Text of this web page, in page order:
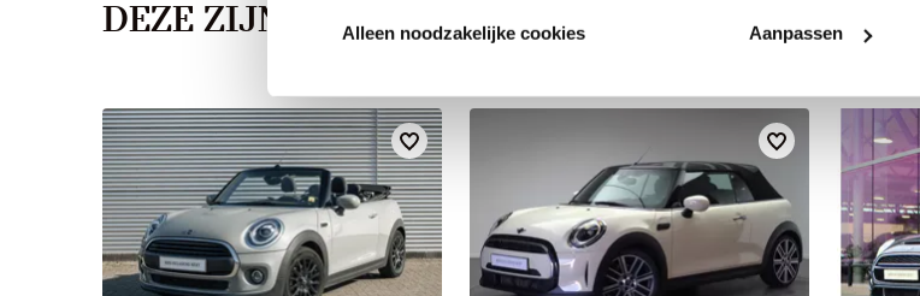
Alleen noodzakelijke cookies Aanpassen
DEZE ZIJN VERGELIJKBAAR